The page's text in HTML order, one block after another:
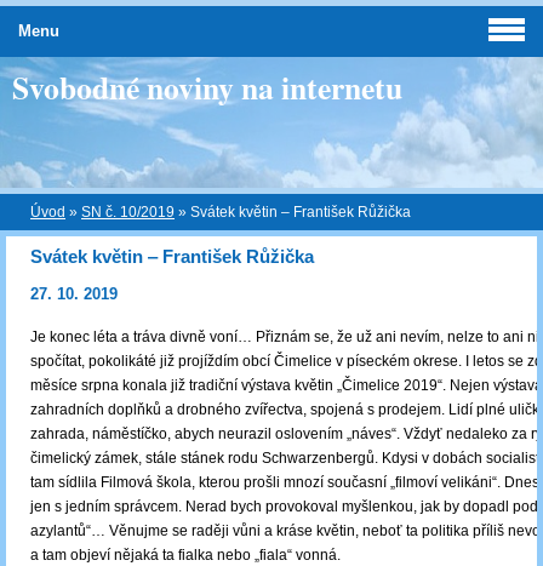
Svobodné noviny na internetu
Úvod » SN č. 10/2019 » Svátek květin ‒ František Růžička
Svátek květin ‒ František Růžička
27. 10. 2019
Je konec léta a tráva divně voní… Přiznám se, že už ani nevím, nelze to ani
spočítat, pokolikáté již projíždím obcí Čimelice v píseckém okrese. I letos se
měsíce srpna konala již tradiční výstava květin „Čimelice 2019“. Nejen
zahradních doplňků a drobného zvířectva, spojená s prodejem. Lidí plné
zahrada, náměstíčko, abych neurazil oslovením „náves“. Vždyť nedaleko za
čimelický zámek, stále stánek rodu Schwarzenbergů. Kdysi v dobách
tam sídlila Filmová škola, kterou prošli mnozí současní „filmoví velikáni“.
jen s jedním správcem. Nerad bych provokoval myšlenkou, jak by dopadl pod
azylantů“… Věnujme se raději vůni a kráse květin, neboť ta politika příliš
a tam objeví nějaká ta fialka nebo „fiala“ vonná.
Menu